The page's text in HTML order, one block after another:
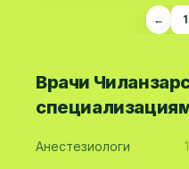
← 1
Врачи
Анестезиологи 1